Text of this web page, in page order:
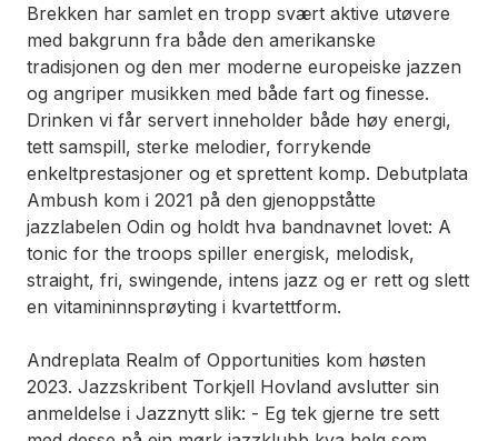
Brekken har samlet en tropp svært aktive utøvere
med bakgrunn fra både den amerikanske
tradisjonen og den mer moderne europeiske jazzen
og angriper musikken med både fart og finesse.
Drinken vi får servert inneholder både høy energi,
tett samspill, sterke melodier, forrykende
enkeltprestasjoner og et sprettent komp. Debutplata
Ambush kom i 2021 på den gjenoppståtte
jazzlabelen Odin og holdt hva bandnavnet lovet: A
tonic for the troops spiller energisk, melodisk,
straight, fri, swingende, intens jazz og er rett og slett
en vitamininnsprøyting i kvartettform.
Andreplata Realm of Opportunities kom høsten
2023. Jazzskribent Torkjell Hovland avslutter sin
anmeldelse i Jazznytt slik: - Eg tek gjerne tre sett